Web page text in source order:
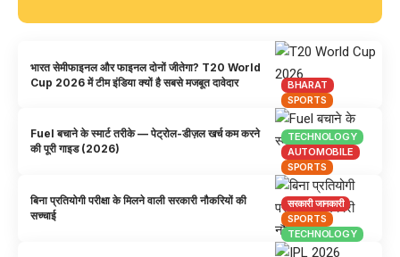
BHARAT
SPORTS
भारत सेमीफाइनल और फाइनल दोनों जीतेगा? T20 World
Cup 2026 में टीम इंडिया क्यों है सबसे मजबूत दावेदार
TECHNOLOGY
AUTOMOBILE
SPORTS
Fuel बचाने के स्मार्ट तरीके — पेट्रोल-डीज़ल खर्च कम करने
की पूरी गाइड (2026)
सरकारी जानकारी
SPORTS
TECHNOLOGY
बिना प्रतियोगी परीक्षा के मिलने वाली सरकारी नौकरियों की
सच्चाई